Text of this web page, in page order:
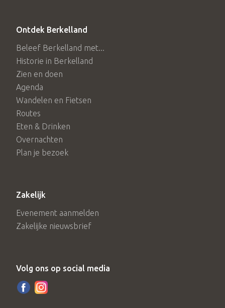
Ontdek Berkelland
Beleef Berkelland met...
Historie in Berkelland
Zien en doen
Agenda
Wandelen en Fietsen
Routes
Eten & Drinken
Overnachten
Plan je bezoek
Zakelijk
Evenement aanmelden
Zakelijke nieuwsbrief
Volg ons op social media